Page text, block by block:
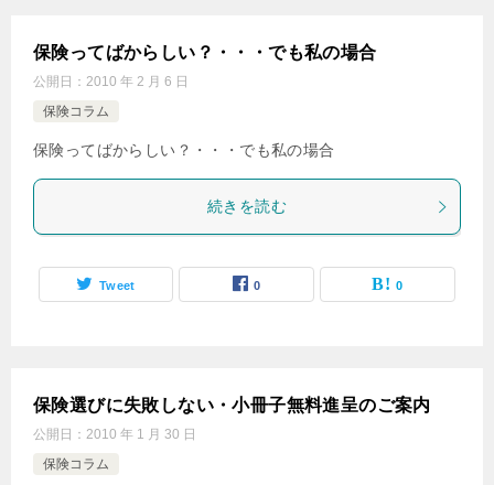
保険ってばからしい？・・・でも私の場合
公開日： 2010 年 2 月 6 日
保険コラム
保険ってばからしい？・・・でも私の場合
続きを読む
Tweet 0 0
保険選びに失敗しない・小冊子無料進呈のご案内
公開日： 2010 年 1 月 30 日
保険コラム